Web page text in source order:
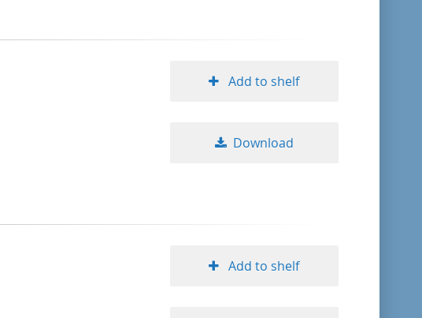
Add to shelf
Download
Add to shelf